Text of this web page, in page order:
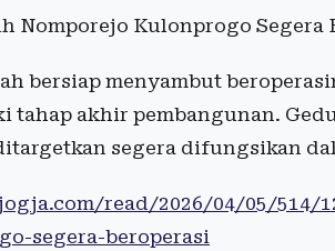
Nomporejo Kulonprogo Segera
bersiap menyambut
tahap akhir pembangunan.
segera difungsikan
read/2026/04/05/514/
segera-beroperasi